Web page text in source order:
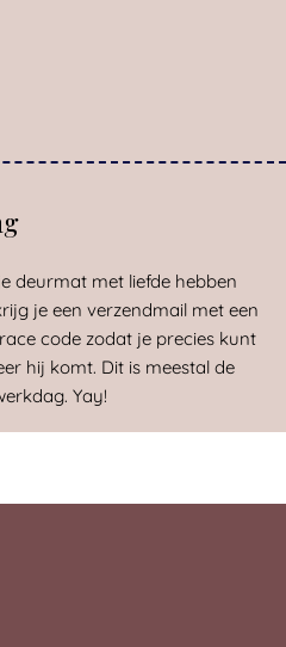
deurmat met liefde hebben
je een verzendmail met een
code zodat je precies kunt
hij komt. Dit is meestal de
Yay!